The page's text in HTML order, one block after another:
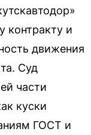
контракту и
движения
Суд
части
куски
ГОСТ и